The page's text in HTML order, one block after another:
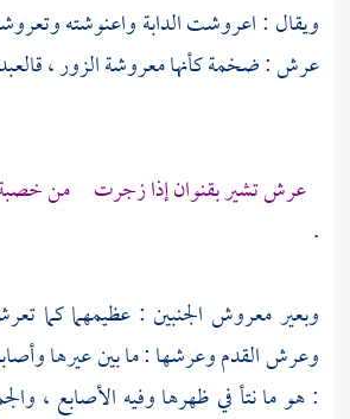
ويقال : اعروشت الدابة واعنوشته
عرش : ضخمة كأنها معروشة الزور ، قال
عرش تشير بقنوان إذا زجرت من خصبة
.
وبعير معروش الجنبين : عظيمهما كما
وعرش القدم وعرشها : ما بين عيرها
: هو ما نتأ في ظهرها وفيه الأصابع ،